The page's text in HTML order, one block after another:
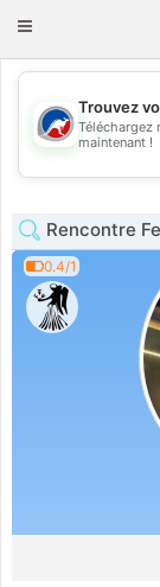
Toggle
💖
Trouvez
Téléchargez
maintenant !
Rencontre
0.4/1